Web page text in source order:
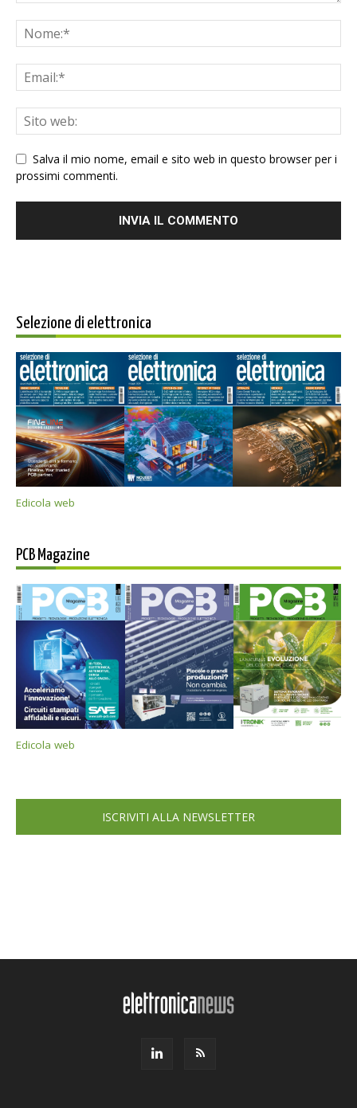
Salva il mio nome, email e sito web in questo browser per i
prossimi commenti.
Selezione di elettronica
Edicola web
PCB Magazine
Edicola web
ISCRIVITI ALLA NEWSLETTER